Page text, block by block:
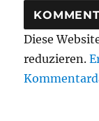
Diese
reduzieren.